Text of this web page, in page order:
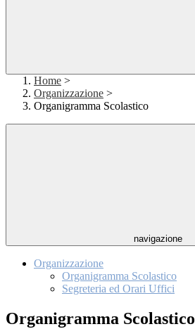
Home >
Organizzazione >
Organigramma Scolastico
navigazione
Organizzazione
Organigramma Scolastico
Segreteria ed Orari Uffici
Organigramma Scolastico